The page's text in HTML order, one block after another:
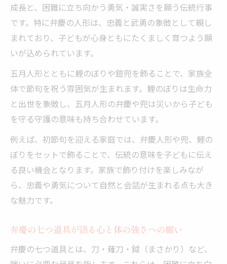
成長と、困難に立ち向かう勇気・誠実さを願う伝統行事
です。特に弁慶の人形は、忠義と武勇の象徴として親し
まれており、子どもが心身ともにたくましく育つよう願
いが込められています。
五月人形とともに鯉のぼりや鎧兜を飾ることで、家族全
体で節句を祝う雰囲気が生まれます。鯉のぼりは生命力
と出世を象徴し、五月人形の弁慶や兜は災いから子ども
を守る守護の意味も持ち合わせています。
例えば、初節句を迎える家庭では、弁慶人形や兜、鯉の
ぼりをセットで飾ることで、伝統の意味を子どもに伝え
る良い機会となります。家族で飾り付けを楽しみなが
ら、忠義や勇気について自然と会話が生まれる点も大き
な魅力です。
弁慶の七つ道具が語る心と体の強さへの願い
弁慶の七つ道具とは、刀・薙刀・鉞（まさかり）など、